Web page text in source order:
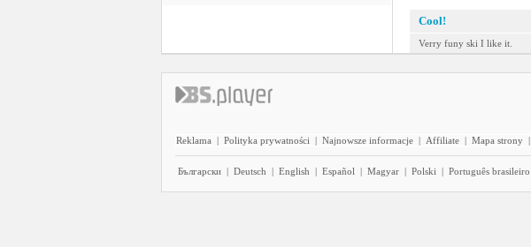
Cool!
Verry funy ski I like it.
Reklama | Polityka prywatności | Najnowsze informacje | Affiliate | Mapa strony |
Български | Deutsch | English | Español | Magyar | Polski | Português brasileiro